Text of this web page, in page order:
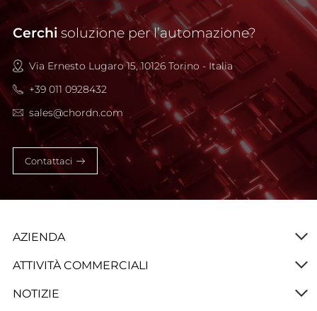
Cerchisoluzione per l’automazione?
Via Ernesto Lugaro 15, 10126 Torino - Italia
+39 011 0928432
sales@chordn.com
Contattaci
AZIENDA
ATTIVITÀ COMMERCIALI
NOTIZIE